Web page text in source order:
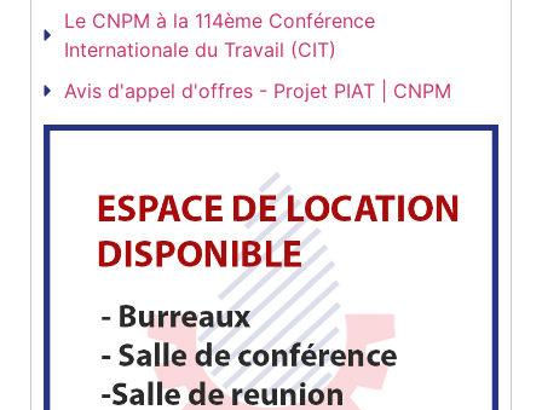
Le CNPM à la 114ème Conférence
Internationale du Travail (CIT)
Avis d'appel d'offres - Projet PIAT | CNPM